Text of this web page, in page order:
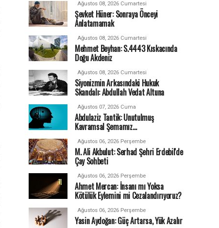
Ağustos 08, 2026 Cumartesi
Şevket Hüner: Sonraya Önceyi
Anlatamamak
Ağustos 08, 2026 Cumartesi
Mehmet Beyhan: S.4443 Kıskacında
Doğu Akdeniz
Ağustos 08, 2026 Cumartesi
Siyonizmin Arkasındaki Hukuk
Skandalı: Abdullah Vedat Altuna
Ağustos 07, 2026 Cuma
Abdulaziz Tantik: Unutulmuş
Kavramsal Şemamız…
Ağustos 06, 2026 Perşembe
M. Ali Akbulut: Serhad Şehri Erdebil'de
Çay Sohbeti
Ağustos 06, 2026 Perşembe
Ahmet Mercan: İnsanı mı Yoksa
Kötülük Eylemini mi Cezalandırıyoruz?
Ağustos 06, 2026 Perşembe
Yasin Aydoğan: Güç Artarsa, Yük Azalır